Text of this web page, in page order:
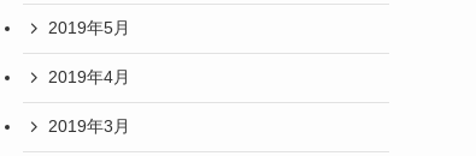
2019年5月
2019年4月
2019年3月